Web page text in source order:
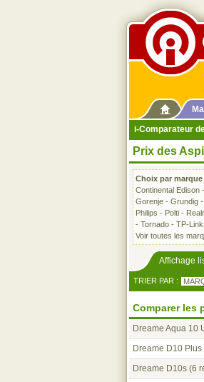
i-Comparateur
Prix des
Choix par marque
Continental Edison -
Gorenje - Grundig -
Philips - Polti -
- Tornado - TP-Link
Voir toutes les
Affichage
TRIER PAR :
Comparer les
Dreame Aqua 10
Dreame D10 Plus
Dreame D10s (6